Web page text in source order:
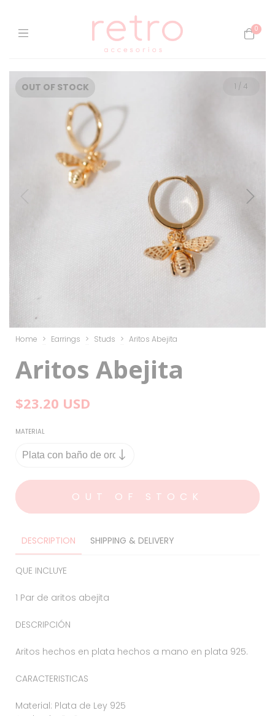
0
OUT OF STOCK 1 / 4
Home > Earrings > Studs > Aritos Abejita
Aritos Abejita
$23.20 USD
MATERIAL
DESCRIPTION SHIPPING & DELIVERY
​QUE INCLUYE⁣⁣⁣⁣⁣
1 Par de aritos abejita ⁣⁣⁣⁣⁣
DESCRIPCIÓN ⁣⁣⁣⁣⁣
Aritos hechos en plata hechos a mano en plata 925.
CARACTERISTICAS⁣⁣⁣⁣⁣
Material: Plata de Ley 925⁣⁣⁣⁣⁣